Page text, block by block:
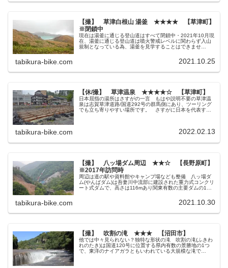
【撮】 草津白根山 湯釜 ★★★★ 【草津町】
※閉鎖中
現在は湯釜に通じる登山道はすべて閉鎖中・2021年10月現
在、湯釜に通じる登山道は噴火警戒レベルに関わらず入山
規制となっている為、湯釜を見学することはできませ
tabikura-bike.com 2021.10.25
【休/撮】 草津温泉 ★★★★☆ 【草津町】
日本屈指の湯所はさすがの一言 もはや説明不要の草津温
泉は志賀草津道路/国道292号の群馬側にあり、ツーリング
でも立ち寄りやすい場所です。 さすがに日本を代表する
tabikura-bike.com 2022.02.13
【撮】 八ッ場ダム周辺 ★★☆ 【長野原町】
※2017年訪問時
周辺は道の駅や資料館やキャンプ場なども整備 八ッ場ダ
ム(やんばダム)は吾妻川中流部に建設された重力式コンクリ
ート式ダムで、高さは116mあり関東有数の主要ダムの1つ
tabikura-bike.com 2021.10.30
【撮】 吹割の滝 ★★★ 【沼田市】
他では中々見られない？独特な形状の滝 吹割の滝(ふきわ
れのたき)は国道120号に位置する県内有数の景勝地の1つ
で、東洋のナイアガラともいわれている大規模な滝で